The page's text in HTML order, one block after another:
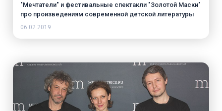
"Мечтатели" и фестивальные спектакли "Золотой Маски"
про произведениям современной детской литературы
06.02.2019